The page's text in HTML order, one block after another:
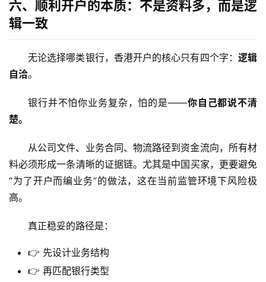
开
户
球
方
全
球
金
融
登录 注册
六、顺利开户的本质：不是资料多，而是逻
辑一致
无论选择哪类银行，香港开户的核心只有四个字： 逻辑
自洽。
银行并不怕你业务复杂，怕的是——你自己都说不清
楚。
从公司文件、业务合同、物流路径到资金流向，所有材
料必须形成一条清晰的证据链。尤其是中国买家，更要避免
“为了开户而编业务”的做法，这在当前监管环境下风险极
高。
真正稳妥的路径是：
👉 先设计业务结构
👉 再匹配银行类型